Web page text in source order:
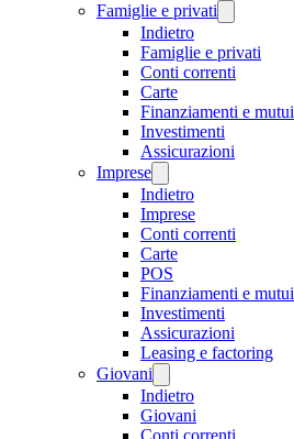
Famiglie e privati
Indietro
Famiglie e privati
Conti correnti
Carte
Finanziamenti e mutui
Investimenti
Assicurazioni
Imprese
Indietro
Imprese
Conti correnti
Carte
POS
Finanziamenti e mutui
Investimenti
Assicurazioni
Leasing e factoring
Giovani
Indietro
Giovani
Conti correnti